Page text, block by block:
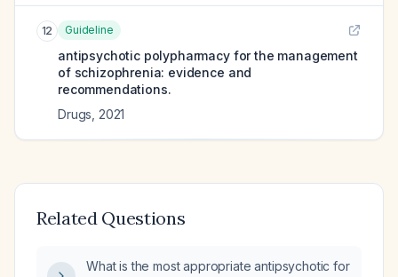
12 Guideline
antipsychotic polypharmacy for the management
of schizophrenia: evidence and
recommendations.
Drugs 2021
Related Questions
What is the most appropriate antipsychotic for